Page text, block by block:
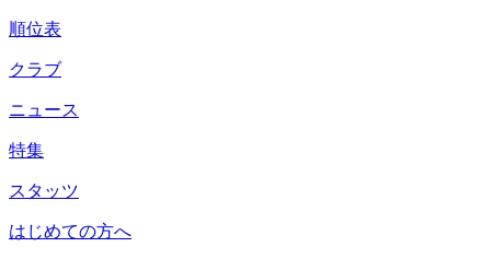
順位表
クラブ
ニュース
特集
スタッツ
はじめての方へ